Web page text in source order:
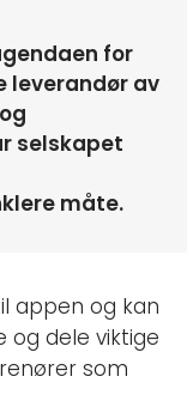
for
leverandør av
selskapet
måte.
appen og kan
og dele viktige
som